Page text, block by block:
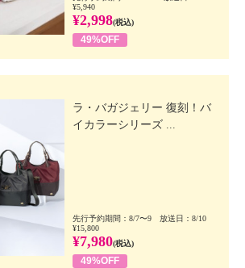
¥5,940
¥2,998(税込)
49%OFF
ラ・バガジェリー 復刻！バ
イカラーシリーズ ...
先行予約期間：8/7〜9 放送日：8/10
¥15,800
¥7,980(税込)
49%OFF